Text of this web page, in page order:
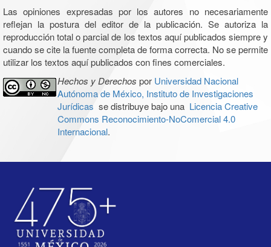
Las opiniones expresadas por los autores no necesariamente
reflejan la postura del editor de la publicación. Se autoriza la
reproducción total o parcial de los textos aquí publicados siempre y
cuando se cite la fuente completa de forma correcta. No se permite
utilizar los textos aquí publicados con fines comerciales.
Hechos y Derechos por Universidad Nacional
Autónoma de México, Instituto de Investigaciones
Jurídicas se distribuye bajo una Licencia Creative
Commons Reconocimiento-NoComercial 4.0
Internacional.